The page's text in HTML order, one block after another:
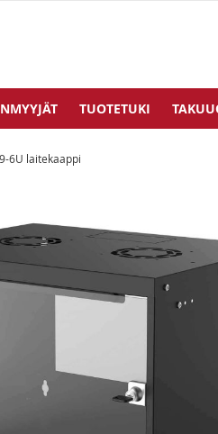
TUOTETUKI
6U laitekaappi